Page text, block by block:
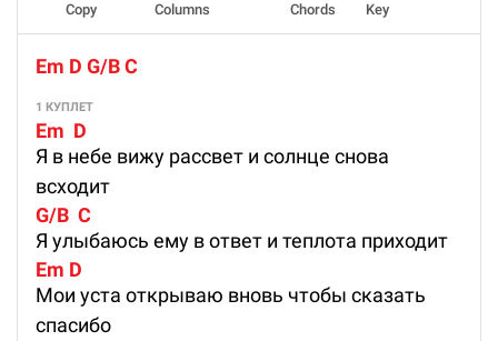
Copy Columns Chords Key
Em D G/B C
1 КУПЛЕТ
Em  D
Я в небе вижу рассвет и солнце снова
всходит
G/B  C
Я улыбаюсь ему в ответ и теплота приходит
Em D
Мои уста открываю вновь чтобы сказать
спасибо